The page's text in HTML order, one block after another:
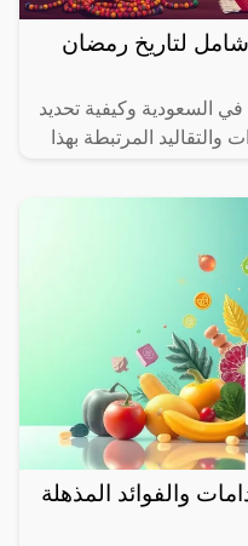
دليل شامل لتاريخ رمضان
اكتشف متى يبدأ رمضان 2025 في السعودية وكيفية تحديد
والتقاليد المرتبطة بهذا
والفوائد المذهلة